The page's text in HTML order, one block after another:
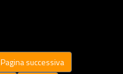
Pagina successiva